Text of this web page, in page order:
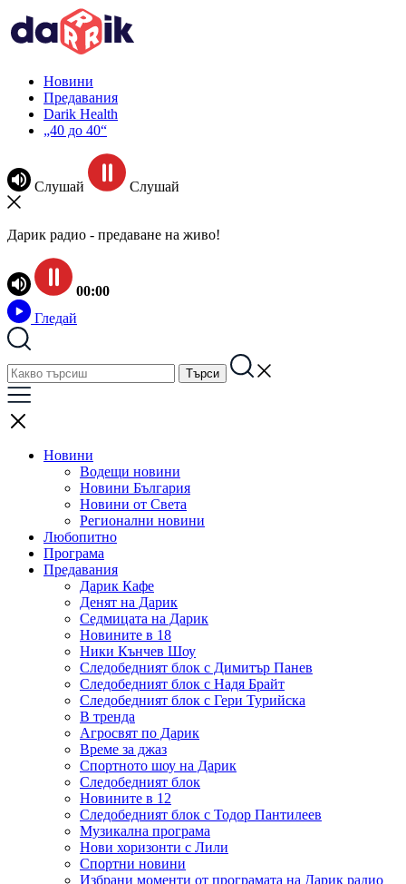
Новини
Предавания
Darik Health
„40 до 40“
Слушай Слушай
Дарик радио - предаване на живо!
00:00
Гледай
Новини
Водещи новини
Новини България
Новини от Света
Регионални новини
Любопитно
Програма
Предавания
Дарик Кафе
Денят на Дарик
Седмицата на Дарик
Новините в 18
Ники Кънчев Шоу
Следобедният блок с Димитър Панев
Следобедният блок с Надя Брайт
Следобедният блок с Гери Турийска
В тренда
Агросвят по Дарик
Време за джаз
Спортното шоу на Дарик
Следобедният блок
Новините в 12
Следобедният блок с Тодор Пантилеев
Музикална програма
Нови хоризонти с Лили
Спортни новини
Избрани моменти от програмата на Дарик радио